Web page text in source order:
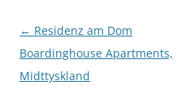
Indlægsnavigation
← Residenz am Dom
Boardinghouse Apartments,
Midttyskland